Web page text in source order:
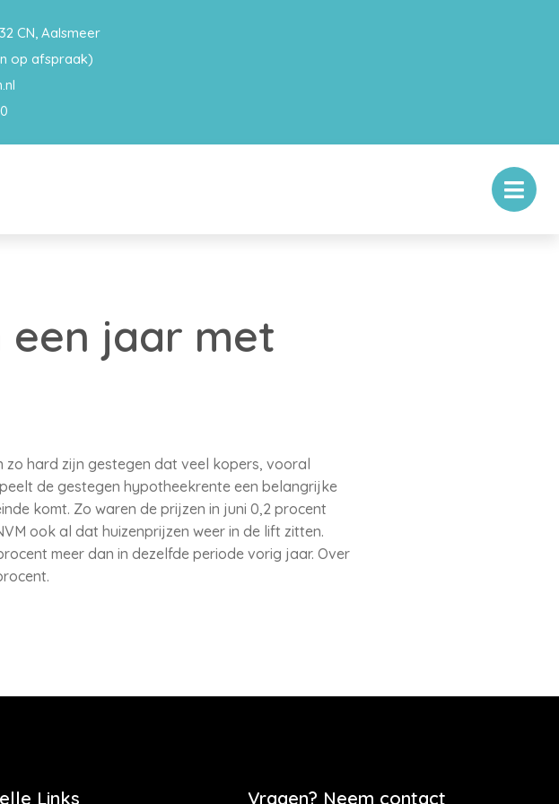
CN, Aalsmeer
op afspraak)
een jaar met
hard zijn gestegen dat veel kopers, vooral
de gestegen hypotheekrente een belangrijke
komt. Zo waren de prijzen in juni 0,2 procent
ook al dat huizenprijzen weer in de lift zitten.
meer dan in dezelfde periode vorig jaar. Over
Links Vragen? Neem contact